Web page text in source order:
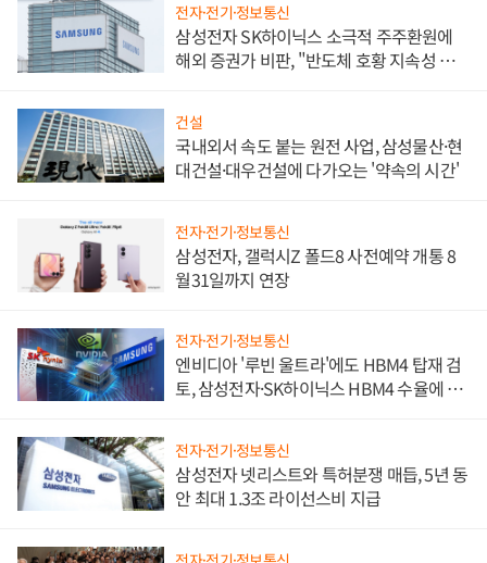
전자·전기·정보통신
삼성전자 SK하이닉스 소극적 주주환원에
해외 증권가 비판, "반도체 호황 지속성 의
건설
국내외서 속도 붙는 원전 사업, 삼성물산·현
대건설·대우건설에 다가오는 '약속의 시간'
전자·전기·정보통신
삼성전자, 갤럭시Z 폴드8 사전예약 개통 8
월31일까지 연장
전자·전기·정보통신
엔비디아 '루빈 울트라'에도 HBM4 탑재 검
토, 삼성전자·SK하이닉스 HBM4 수율에 주
전자·전기·정보통신
삼성전자 넷리스트와 특허분쟁 매듭, 5년 동
안 최대 1.3조 라이선스비 지급